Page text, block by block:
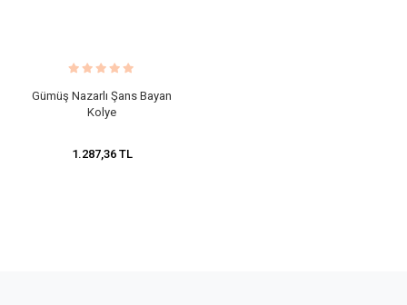
Gümüş Nazarlı Şans Bayan
Kolye
1.287,36 TL